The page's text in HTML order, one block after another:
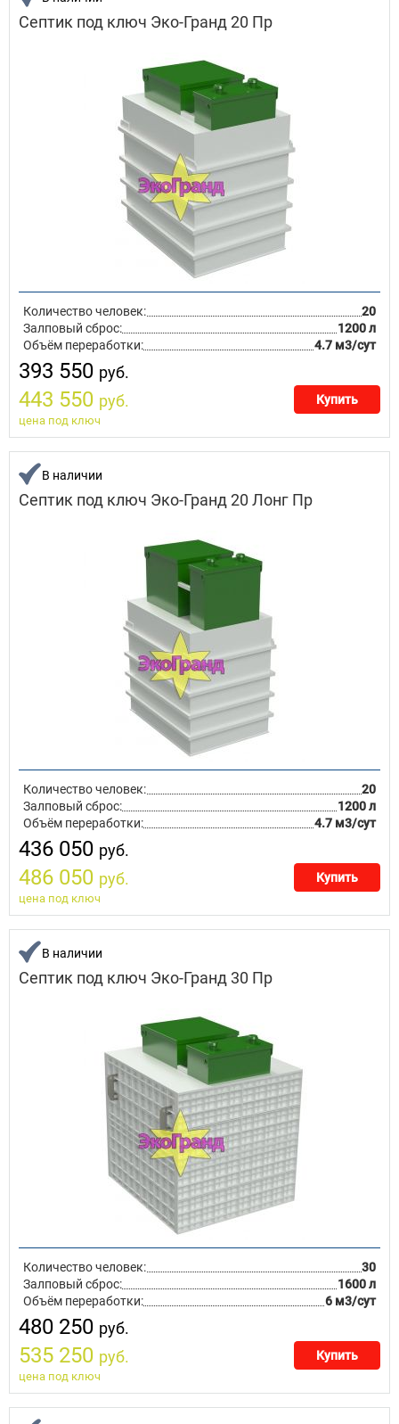
Септик под ключ Эко-Гранд 20 Пр
Количество человек:
20
Залповый сброс:
1200 л
Объём переработки:
4.7 м3/сут
393 550 руб.
443 550 руб. Купить
цена под ключ
В наличии
Септик под ключ Эко-Гранд 20 Лонг Пр
Количество человек:
20
Залповый сброс:
1200 л
Объём переработки:
4.7 м3/сут
436 050 руб.
486 050 руб. Купить
цена под ключ
В наличии
Септик под ключ Эко-Гранд 30 Пр
Количество человек:
30
Залповый сброс:
1600 л
Объём переработки:
6 м3/сут
480 250 руб.
535 250 руб. Купить
цена под ключ